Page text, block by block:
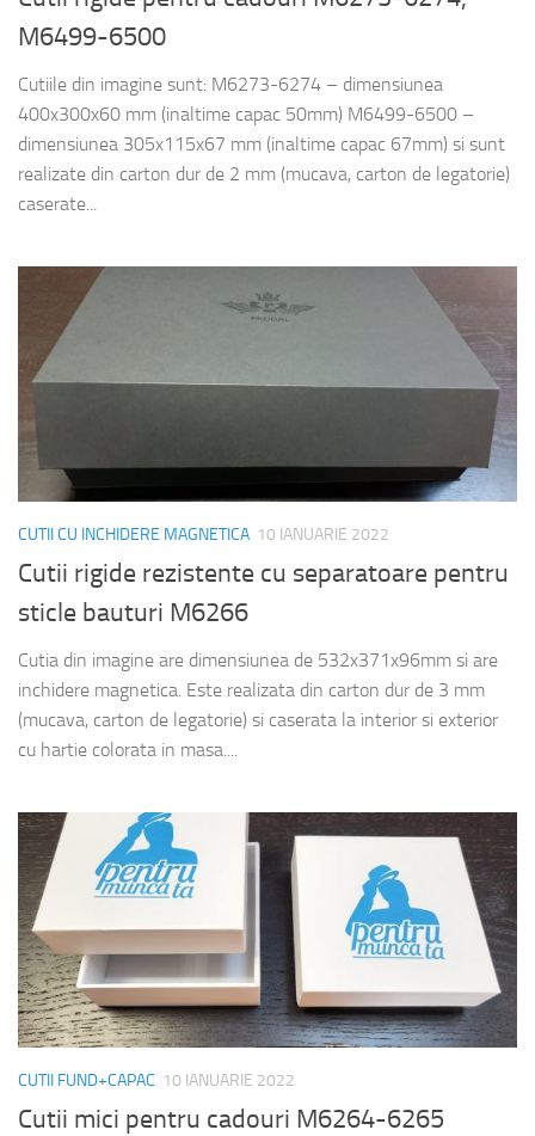
M6499-6500
Cutiile din imagine sunt: M6273-6274 – dimensiunea
400x300x60 mm (inaltime capac 50mm) M6499-6500 –
dimensiunea 305x115x67 mm (inaltime capac 67mm) si sunt
realizate din carton dur de 2 mm (mucava, carton de legatorie)
caserate...
CUTII CU INCHIDERE MAGNETICA 10 IANUARIE 2022
Cutii rigide rezistente cu separatoare pentru
sticle bauturi M6266
Cutia din imagine are dimensiunea de 532x371x96mm si are
inchidere magnetica. Este realizata din carton dur de 3 mm
(mucava, carton de legatorie) si caserata la interior si exterior
cu hartie colorata in masa....
CUTII FUND+CAPAC 10 IANUARIE 2022
Cutii mici pentru cadouri M6264-6265